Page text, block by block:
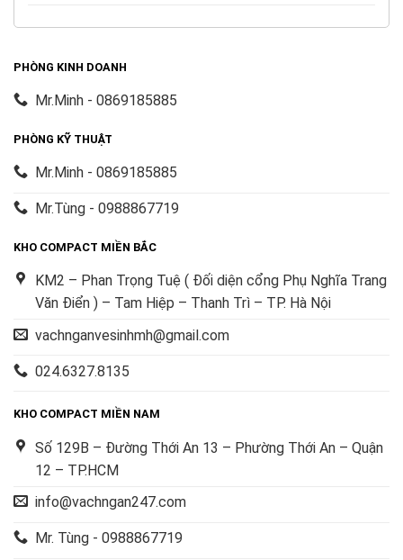
PHÒNG KINH DOANH
Mr.Minh - 0869185885
PHÒNG KỸ THUẬT
Mr.Minh - 0869185885
Mr.Tùng - 0988867719
KHO COMPACT MIỀN BẮC
KM2 – Phan Trọng Tuệ ( Đối diện cổng Phụ Nghĩa Trang
Văn Điển ) – Tam Hiệp – Thanh Trì – TP. Hà Nội
vachnganvesinhmh@gmail.com
024.6327.8135
KHO COMPACT MIỀN NAM
Số 129B – Đường Thới An 13 – Phường Thới An – Quận
12 – TP.HCM
info@vachngan247.com
Mr. Tùng - 0988867719